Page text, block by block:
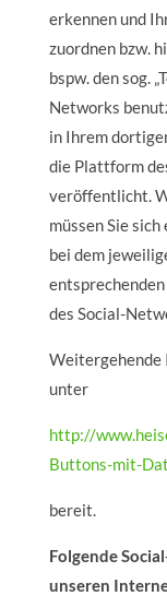
erkennen und
zuordnen bzw.
bspw. den sog.
Networks
in Ihrem
die Plattform
veröffentlicht.
müssen Sie
bei dem
des Social-
Weitergehende
unter
http://
Buttons-mit-
bereit.
Folgende
unseren